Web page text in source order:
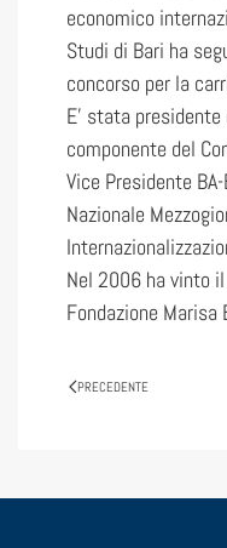
economico
Studi di Bari ha
concorso per la
E’ stata
componente del
Vice Presidente
Nazionale
Nel 2006 ha vinto il
Fondazione Marisa
PRECEDENTE